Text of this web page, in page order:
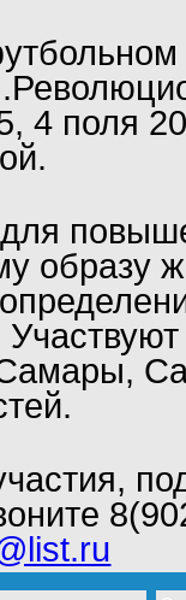
4 поля
образу